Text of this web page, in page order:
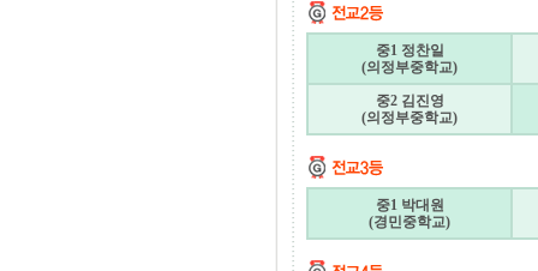
중1 정찬일
(의정부중학교)
중2 김진영
(의정부중학교)
중1 박대원
(경민중학교)